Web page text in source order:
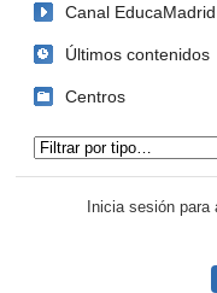
Canal EducaMadrid
Últimos contenidos
Centros
Inicia sesión